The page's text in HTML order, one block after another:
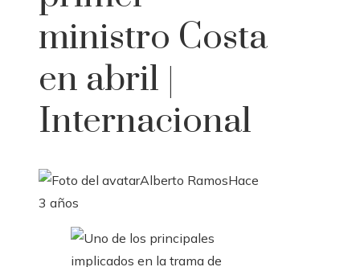
ministro Costa
en abril |
Internacional
Alberto RamosHace
3 años